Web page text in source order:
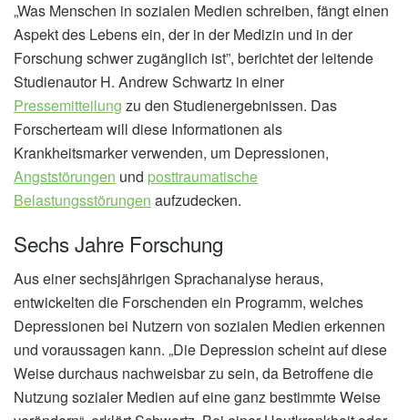
„Was Menschen in sozialen Medien schreiben, fängt einen
Aspekt des Lebens ein, der in der Medizin und in der
Forschung schwer zugänglich ist”, berichtet der leitende
Studienautor H. Andrew Schwartz in einer
Pressemitteilung zu den Studienergebnissen. Das
Forscherteam will diese Informationen als
Krankheitsmarker verwenden, um Depressionen,
Angststörungen und posttraumatische
Belastungsstörungen aufzudecken.
Sechs Jahre Forschung
Aus einer sechsjährigen Sprachanalyse heraus,
entwickelten die Forschenden ein Programm, welches
Depressionen bei Nutzern von sozialen Medien erkennen
und voraussagen kann. „Die Depression scheint auf diese
Weise durchaus nachweisbar zu sein, da Betroffene die
Nutzung sozialer Medien auf eine ganz bestimmte Weise